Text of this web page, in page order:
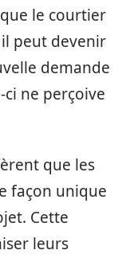
le courtier
peut devenir
demande
ne perçoive
que les
façon unique
Cette
leurs